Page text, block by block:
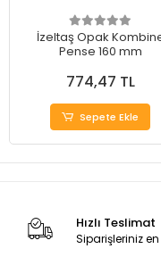
İzeltaş Opak
Pense 160 mm
774,47 TL
Sepete Ekle
Hızlı Teslimat
Siparişleriniz en